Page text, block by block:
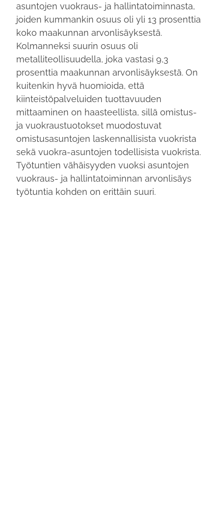
asuntojen vuokraus- ja hallintatoiminnasta,
joiden kummankin osuus oli yli 13 prosenttia
koko maakunnan arvonlisäyksestä.
Kolmanneksi suurin osuus oli
metalliteollisuudella, joka vastasi 9,3
prosenttia maakunnan arvonlisäyksestä. On
kuitenkin hyvä huomioida, että
kiinteistöpalveluiden tuottavuuden
mittaaminen on haasteellista, sillä omistus-
ja vuokraustuotokset muodostuvat
omistusasuntojen laskennallisista vuokrista
sekä vuokra-asuntojen todellisista vuokrista.
Työtuntien vähäisyyden vuoksi asuntojen
vuokraus- ja hallintatoiminnan arvonlisäys
työtuntia kohden on erittäin suuri.